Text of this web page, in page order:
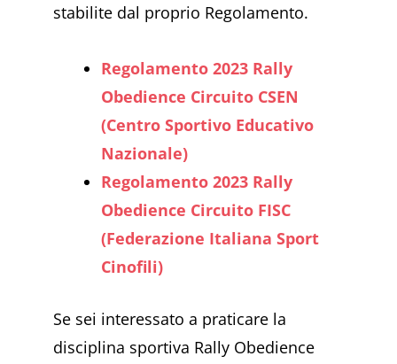
stabilite dal proprio Regolamento.
Regolamento 2023 Rally
Obedience Circuito CSEN
(Centro Sportivo Educativo
Nazionale)
Regolamento 2023 Rally
Obedience Circuito FISC
(Federazione Italiana Sport
Cinofili)
Se sei interessato a praticare la
disciplina sportiva Rally Obedience